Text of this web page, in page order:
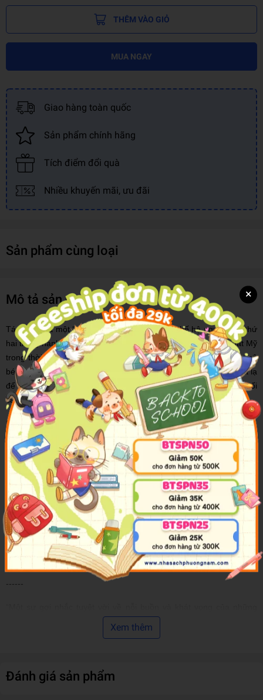
THÊM VÀO GIỎ
MUA NGAY
Giao hàng toàn quốc
Sản phẩm chính hãng
Tích điểm đổi quà
Nhiều khuyến mãi, ưu đãi
Sản phẩm cùng loại
Mô tả sản phẩm
Tác phẩm là một lát cắt sâu về đời sống của thế hệ người Việt thứ
hai trong hành trình vật lộn để trưởng thành và hội nhập tại đất Mỹ
trong thời hậu chiến. Nhân vật chính trong truyện là “Tôi” – một cô
bé 6 tuổi theo ba mình lên thuyền vượt biên cùng dòng người xa lạ
để tìm cuộc sống mới, bỏ lại mẹ cô cùng người anh trai bị chết đuối
cách đó không lâu nơi làng chài xơ xác, mặn mùi muối biển.
Sau vài năm bôn ba, cuối cùng gia đình họ cũng được đoàn tụ,
nhưng rồi những bức bối, tủi hờn, bế tắc trong cuộc sống bắt đầu
tác động thô bạo và làm méo mó từng phận người dù họ vẫn luôn
cố gắng chống cự. “Tôi tìm thấy ở ba tôi sức chịu đựng khủng
khiếp, chịu đựng, chôn chặt, im lặng và tôi thấy phải viết ra những
gì mình đã sống, đã chôn chặt, nếu không, sẽ không chịu nổi”.
Với Gã Du Đãng Chúng Ta Đang Lùng Kiếm, chiến tranh không
bao giờ kết thúc, cho dù trên danh nghĩa, nó đã lùi xa. Và những
mảnh vỡ của nó vẫn luôn còn lưu trú trong đất đai, cỏ cây, trong
những sâu xa vô thức cùng ý thức của con người.
------
“Một câu chuyện chi tiết và cảm động về một gia đình thuyền nhân
Xem thêm
Đánh giá sản phẩm
×